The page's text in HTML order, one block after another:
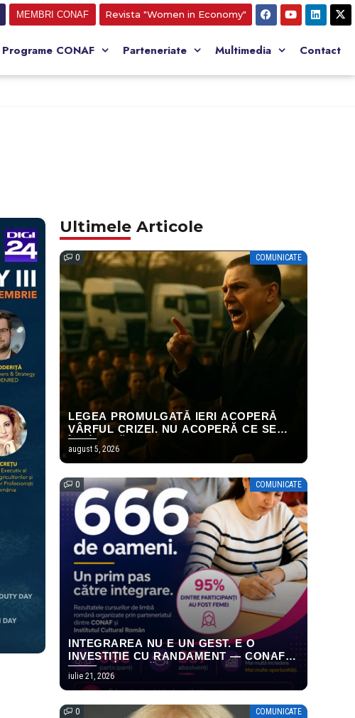
MEMBRI CONAF Revista "Women in Economy"
Programe CONAF Parteneriate Multimedia Contact
Ultimele Articole
0 COMUNICATE
LEGEA PROMULGATĂ IERI ACOPERĂ
VÂRFUL CRIZEI. NU ACOPERĂ CE SE
august 5, 2026
0 COMUNICATE
INTEGRAREA NU E UN GEST. E O
INVESTIȚIE CU RANDAMENT — CONAF
ȘI ICR PUBLICĂ PRIMELE REZULTATE
MĂSURABILE ALE PROGRAMULUI
EMPOWERING HOPE
iulie 21, 2026
0 COMUNICATE